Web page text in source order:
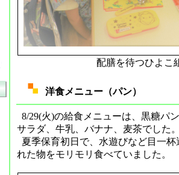
配膳を待つひよこ
洋食メニュー（パン）
8/29(火)の給食メニューは、黒糖パ
サラダ、牛乳、バナナ、麦茶でした
夏季保育初日で、水遊びなど目一
れた物をモリモリ食べていました。